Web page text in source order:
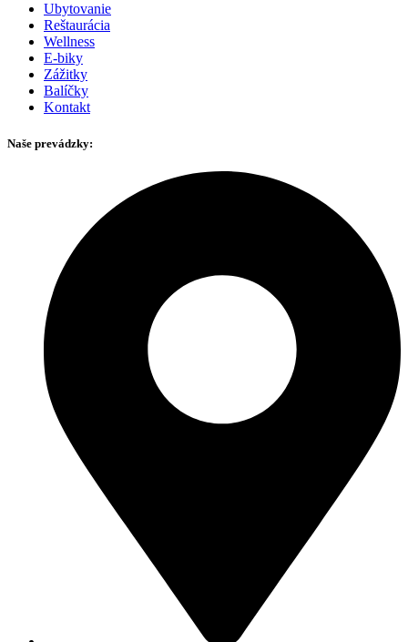
Ubytovanie
Reštaurácia
Wellness
E-biky
Zážitky
Balíčky
Kontakt
Naše prevádzky: